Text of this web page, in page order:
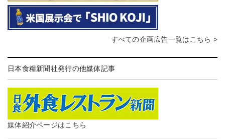
すべての企画広告一覧はこちら >
日本食糧新聞社発行の他媒体記事
媒体紹介ページはこちら